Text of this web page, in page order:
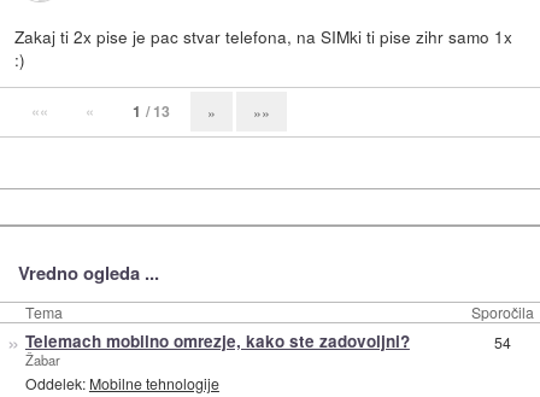
Zakaj ti 2x pise je pac stvar telefona, na SIMki ti pise zihr samo 1x
:)
«« « 1 / 13 » »»
Vredno ogleda ...
Tema Sporočila
» Telemach mobilno omrezje, kako ste zadovoljni?
Žabar
Oddelek: Mobilne tehnologije
54